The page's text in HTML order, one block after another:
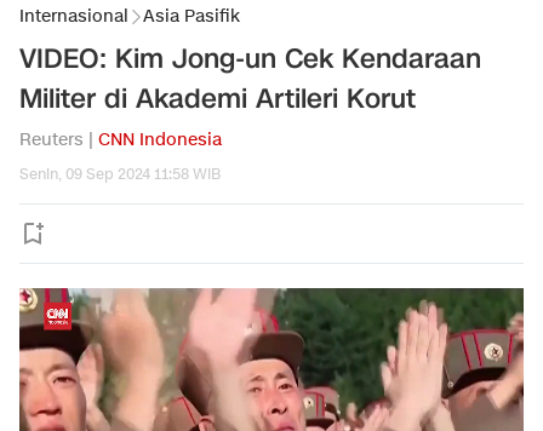
Internasional Asia Pasifik
VIDEO: Kim Jong-un Cek Kendaraan
Militer di Akademi Artileri Korut
Reuters | CNN Indonesia
Senin, 09 Sep 2024 11:58 WIB